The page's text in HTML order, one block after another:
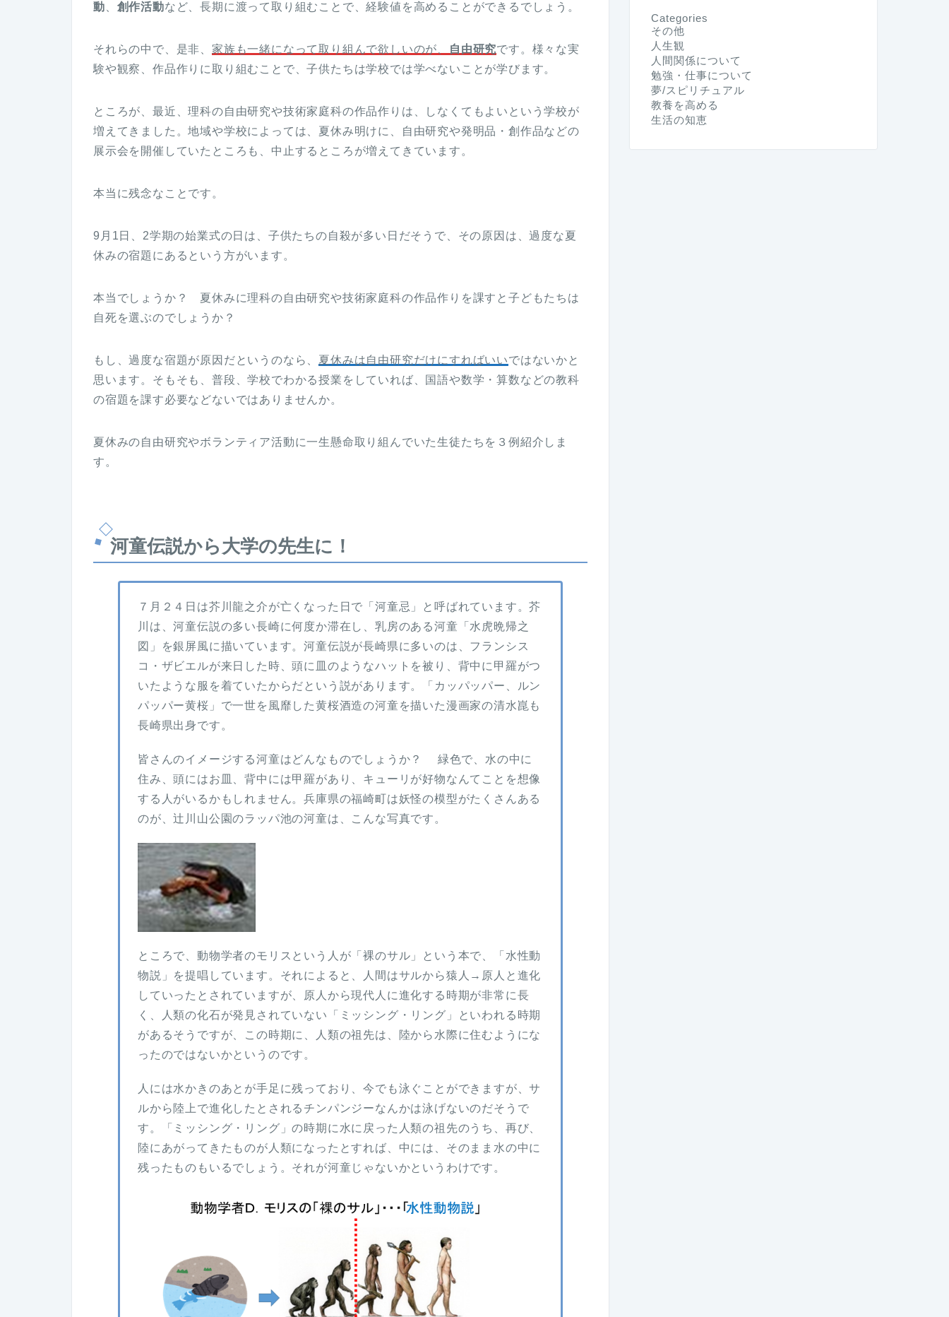
動
創作活動など、長期に渡って取り組むことで、経験値を高めることができるでしょう。
それらの中で、是非、 家族も一緒になって取り組んで欲しいのが、 自由研究です。様々な実
験や観察、作品作りに取り組むことで、子供たちは学校では学べないことが学びます。
ところが、最近、理科の自由研究や技術家庭科の作品作りは、しなくてもよいという学校が
増えてきました。地域や学校によっては、夏休み明けに、自由研究や発明品・創作品などの
展示会を開催していたところも、中止するところが増えてきています。
本当に残念なことです。
9月1日、2学期の始業式の日は、子供たちの自殺が多い日だそうで、その原因は、過度な夏
休みの宿題にあるという方がいます。
本当でしょうか？ 夏休みに理科の自由研究や技術家庭科の作品作りを課すと子どもたちは
自死を選ぶのでしょうか？
もし、過度な宿題が原因だというのなら、 夏休みは自由研究だけにすればいいではないかと
思います。そもそも、普段、学校でわかる授業をしていれば、国語や数学・算数などの教科
の宿題を課す必要などないではありませんか。
夏休みの自由研究やボランティア活動に一生懸命取り組んでいた生徒たちを３例紹介しま
す。
河童伝説から大学の先生に！
７月２４日は芥川龍之介が亡くなった日で「河童忌」と呼ばれています。芥
川は、河童伝説の多い長崎に何度か滞在し、乳房のある河童「水虎晩帰之
図」を銀屏風に描いています。河童伝説が長崎県に多いのは、フランシス
コ・ザビエルが来日した時、頭に皿のようなハットを被り、背中に甲羅がつ
いたような服を着ていたからだという説があります。「カッパッパー、ルン
パッパー黄桜」で一世を風靡した黄桜酒造の河童を描いた漫画家の清水崑も
長崎県出身です。
皆さんのイメージする河童はどんなものでしょうか？ 緑色で、水の中に
住み、頭にはお皿、背中には甲羅があり、キューリが好物なんてことを想像
する人がいるかもしれません。兵庫県の福崎町は妖怪の模型がたくさんある
のが、辻川山公園のラッパ池の河童は、こんな写真です。
ところで、動物学者のモリスという人が「裸のサル」という本で、「水性動
物説」を提唱しています。それによると、人間はサルから猿人→原人と進化
していったとされていますが、原人から現代人に進化する時期が非常に長
く、人類の化石が発見されていない「ミッシング・リング」といわれる時期
があるそうですが、この時期に、人類の祖先は、陸から水際に住むようにな
ったのではないかというのです。
人には水かきのあとが手足に残っており、今でも泳ぐことができますが、サ
ルから陸上で進化したとされるチンパンジーなんかは泳げないのだそうで
す。「ミッシング・リング」の時期に水に戻った人類の祖先のうち、再び、
陸にあがってきたものが人類になったとすれば、中には、そのまま水の中に
残ったものもいるでしょう。それが河童じゃないかというわけです。
Categories
その他
人生観
人間関係について
勉強・仕事について
夢/スピリチュアル
教養を高める
生活の知恵